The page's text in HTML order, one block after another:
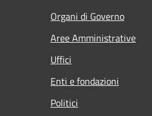
Organi di Governo
Aree Amministrative
Uffici
Enti e fondazioni
Politici